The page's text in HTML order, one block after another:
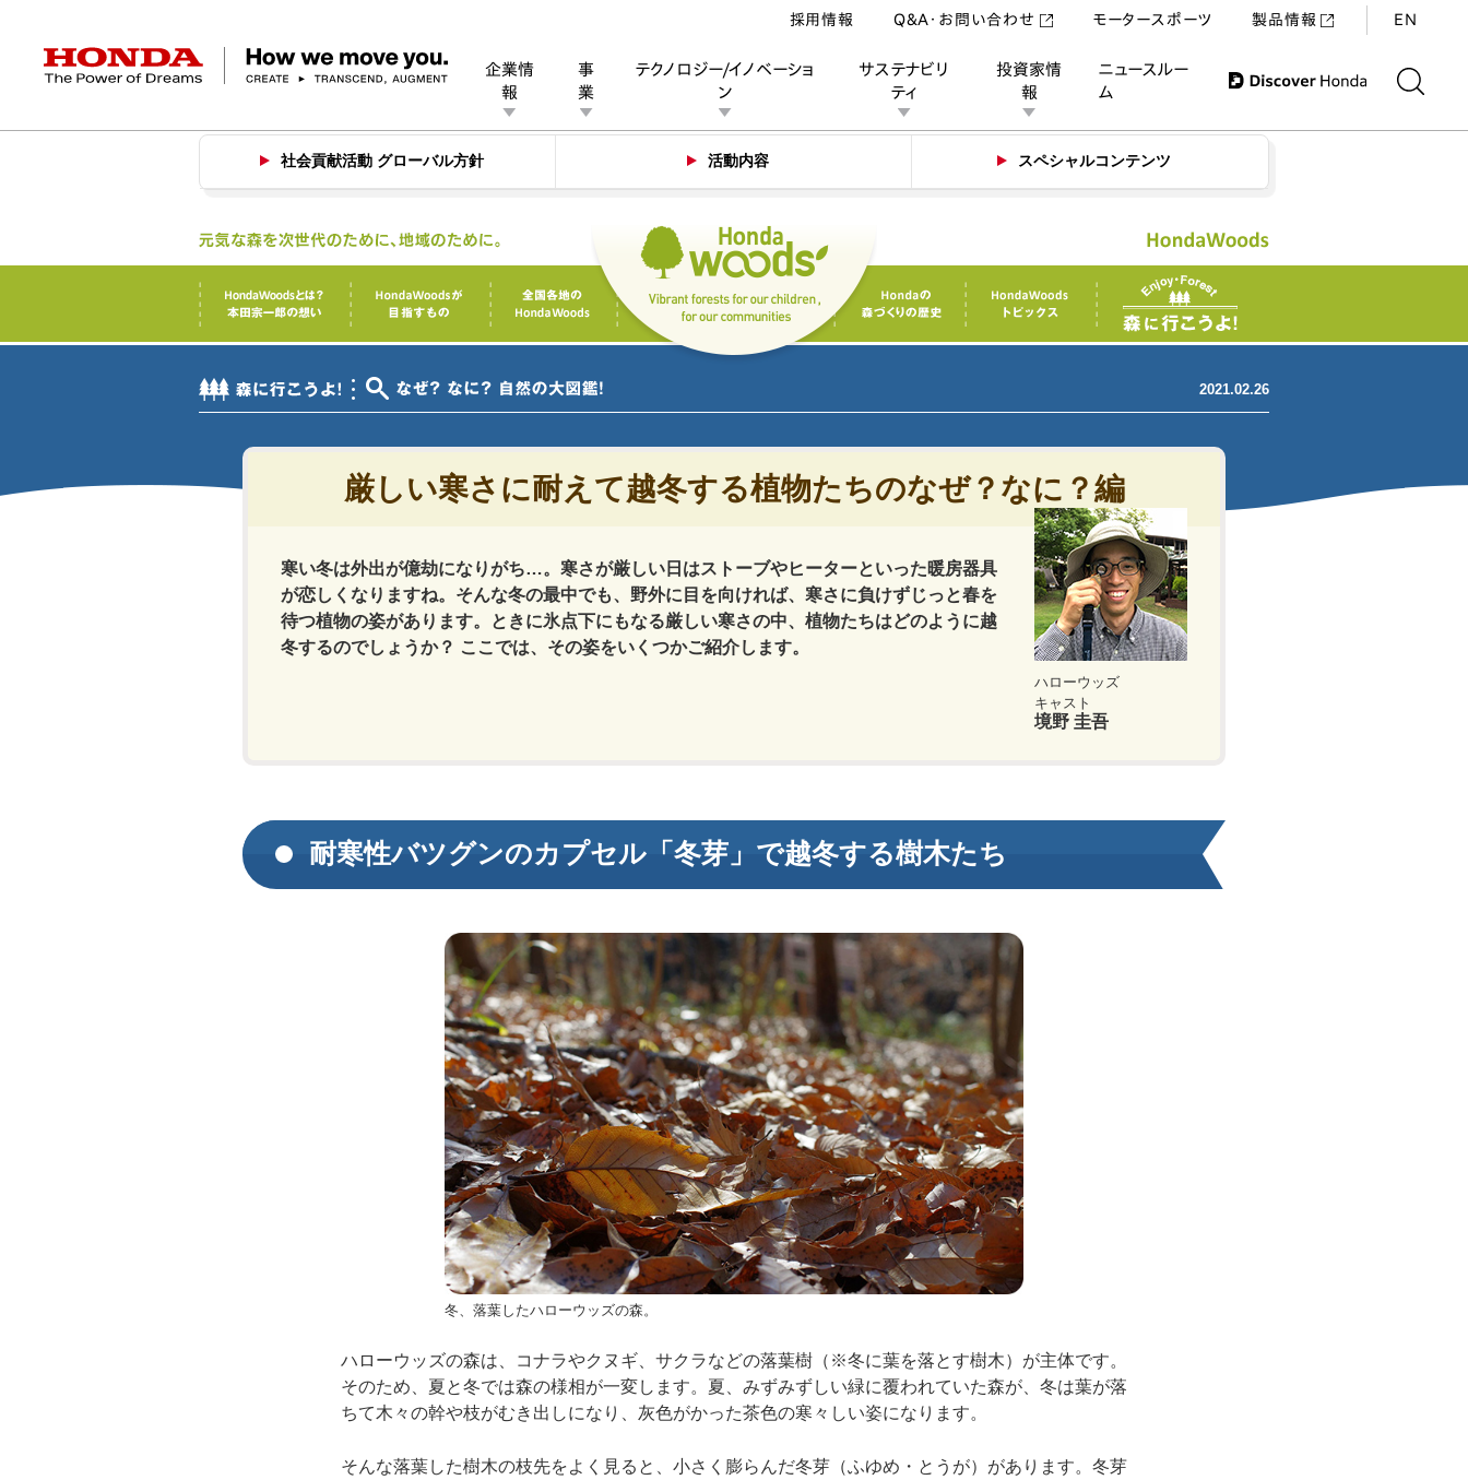
HONDA The Power of Dreams
企業情
報
経営方針 会社概要 ヒストリー コーポレートブランド 企業スポーツ モータースポーツ
事
業
パワープロダクツ マリン その他事業
テクノロジー/イノベーショ
ン
テクノロジー/イノベーション トップ
テクノロジー デザイン オープンイノベーション
サステナビリ
ティ
Honda Report 環境 社会 ガバナンス 安全への取り組み 品質への取り組み
投資家情
報
IR資料室 財務・業績情報 株式・債券情報 個人投資家の皆様へ
ニュースルー
ム
採用情報 Q&A・お問い合わせ モータースポーツ 製品情報 EN
お問い合わせ
社会貢献活動 グローバル方針 活動内容 スペシャルコンテンツ
2021.02.26
厳しい寒さに耐えて越冬する植物たちのなぜ？なに？編
寒い冬は外出が億劫になりがち…。寒さが厳しい日はストーブやヒーターといった暖房器具
が恋しくなりますね。そんな冬の最中でも、野外に目を向ければ、寒さに負けずじっと春を
待つ植物の姿があります。ときに氷点下にもなる厳しい寒さの中、植物たちはどのように越
冬するのでしょうか？ ここでは、その姿をいくつかご紹介します。
ハローウッズ
キャスト
境野 圭吾
耐寒性バツグンのカプセル「冬芽」で越冬する樹木たち
冬、落葉したハローウッズの森。
ハローウッズの森は、コナラやクヌギ、サクラなどの落葉樹（※冬に葉を落とす樹木）が主体です。
そのため、夏と冬では森の様相が一変します。夏、みずみずしい緑に覆われていた森が、冬は葉が落
ちて木々の幹や枝がむき出しになり、灰色がかった茶色の寒々しい姿になります。
そんな落葉した樹木の枝先をよく見ると、小さく膨らんだ冬芽（ふゆめ・とうが）があります。冬芽